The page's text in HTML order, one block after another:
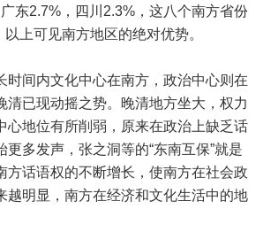
东2.7%，四川2.3%，这八个南方省份
上可见南方地区的绝对优势。
时间内文化中心在南方，政治中心则在
清已现动摇之势。晚清地方坐大，权力
心地位有所削弱，原来在政治上缺乏话
更多发声，张之洞等的“东南互保”就是
方话语权的不断增长，使南方在社会政
越明显，南方在经济和文化生活中的地